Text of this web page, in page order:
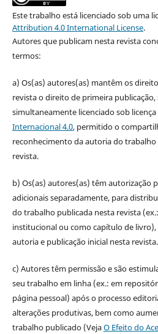
Este trabalho está licenciado sob uma
Attribution 4.0 International License.
Autores que publicam nesta revista
termos:
a) Os(as) autores(as) mantêm os
revista o direito de primeira
simultaneamente licenciado sob licença
Internacional 4.0, permitido o
reconhecimento da autoria do trabalho
revista.
b) Os(as) autores(as) têm autorização
adicionais separadamente, para
do trabalho publicada nesta revista
institucional ou como capítulo de
autoria e publicação inicial nesta revista.
c) Autores têm permissão e são
seu trabalho em linha (ex.: em
página pessoal) após o processo
alterações produtivas, bem como
trabalho publicado (VejaO Efeito do